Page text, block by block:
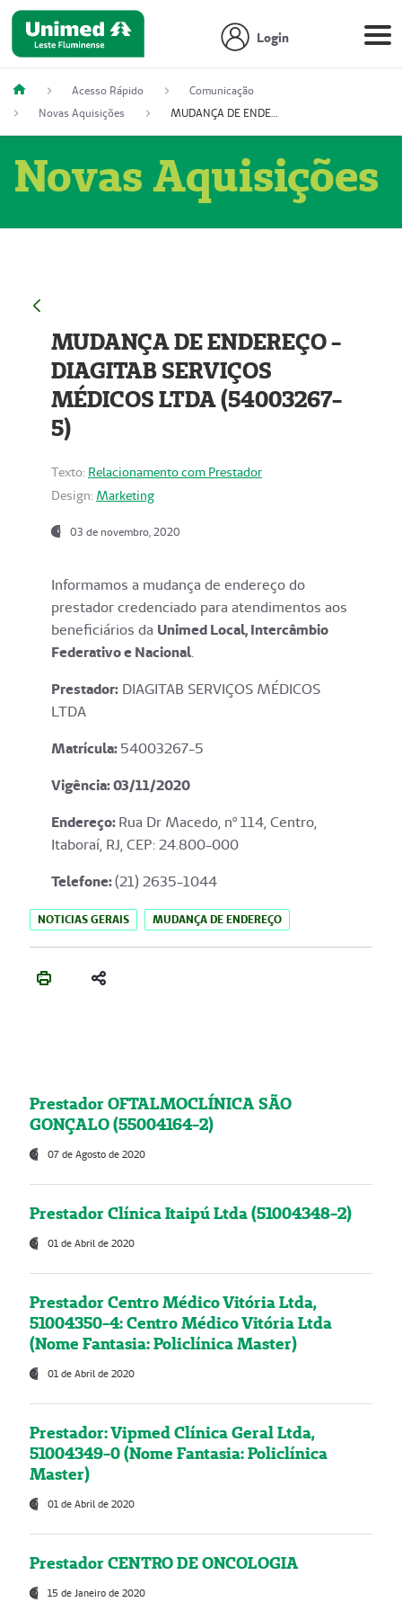
Login
Acesso Rápido
Comunicação
Novas Aquisições
MUDANÇA DE ENDEREÇO - DIAGITAB SERVIÇOS MÉDICOS LTDA (54003267-5)
Novas Aquisições
MUDANÇA DE ENDEREÇO -
DIAGITAB SERVIÇOS
MÉDICOS LTDA (54003267-
5)
Texto: Relacionamento com Prestador
Design: Marketing
03 de novembro, 2020
Informamos a mudança de endereço do
prestador credenciado para atendimentos aos
beneficiários da Unimed Local, Intercâmbio
Federativo e Nacional.
Prestador: DIAGITAB SERVIÇOS MÉDICOS
LTDA
Matrícula:54003267-5
Vigência: 03/11/2020
Endereço:Rua Dr Macedo, nº 114, Centro,
Itaboraí, RJ, CEP: 24.800-000
Telefone:(21) 2635-1044
NOTICIAS GERAIS MUDANÇA DE ENDEREÇO
Prestador OFTALMOCLÍNICA SÃO
GONÇALO (55004164-2)
07 de Agosto de 2020
Prestador Clínica Itaipú Ltda (51004348-2)
01 de Abril de 2020
Prestador Centro Médico Vitória Ltda,
51004350-4: Centro Médico Vitória Ltda
(Nome Fantasia: Policlínica Master)
01 de Abril de 2020
Prestador: Vipmed Clínica Geral Ltda,
51004349-0 (Nome Fantasia: Policlínica
Master)
01 de Abril de 2020
Prestador CENTRO DE ONCOLOGIA
15 de Janeiro de 2020